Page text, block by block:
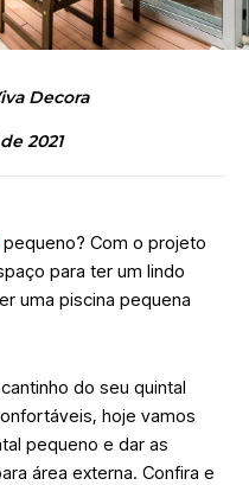
Decora
2021
pequeno? Com o projeto
para ter um lindo
uma piscina pequena
do seu quintal
hoje vamos
pequeno e dar as
área externa. Confira e